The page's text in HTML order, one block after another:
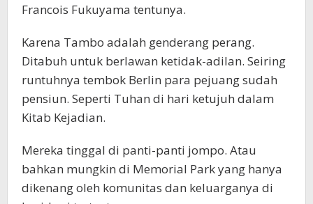
Francois Fukuyama tentunya.
Karena Tambo adalah genderang perang.
Ditabuh untuk berlawan ketidak-adilan. Seiring
runtuhnya tembok Berlin para pejuang sudah
pensiun. Seperti Tuhan di hari ketujuh dalam
Kitab Kejadian.
Mereka tinggal di panti-panti jompo. Atau
bahkan mungkin di Memorial Park yang hanya
dikenang oleh komunitas dan keluarganya di